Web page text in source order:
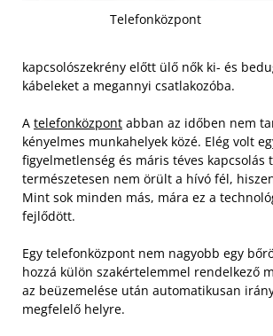
Telefonközpont
kapcsolószekrény előtt ülő nők ki- és
kábeleket a megannyi csatlakozóba.
A telefonközpont abban az időben nem
kényelmes munkahelyek közé. Elég volt
figyelmetlenség és máris téves kapcsolás
természetesen nem örült a hívó fél,
Mint sok minden más, mára ez a
fejlődött.
Egy telefonközpont nem nagyobb egy
hozzá külön szakértelemmel rendelkező
az beüzemelése után automatikusan
megfelelő helyre.